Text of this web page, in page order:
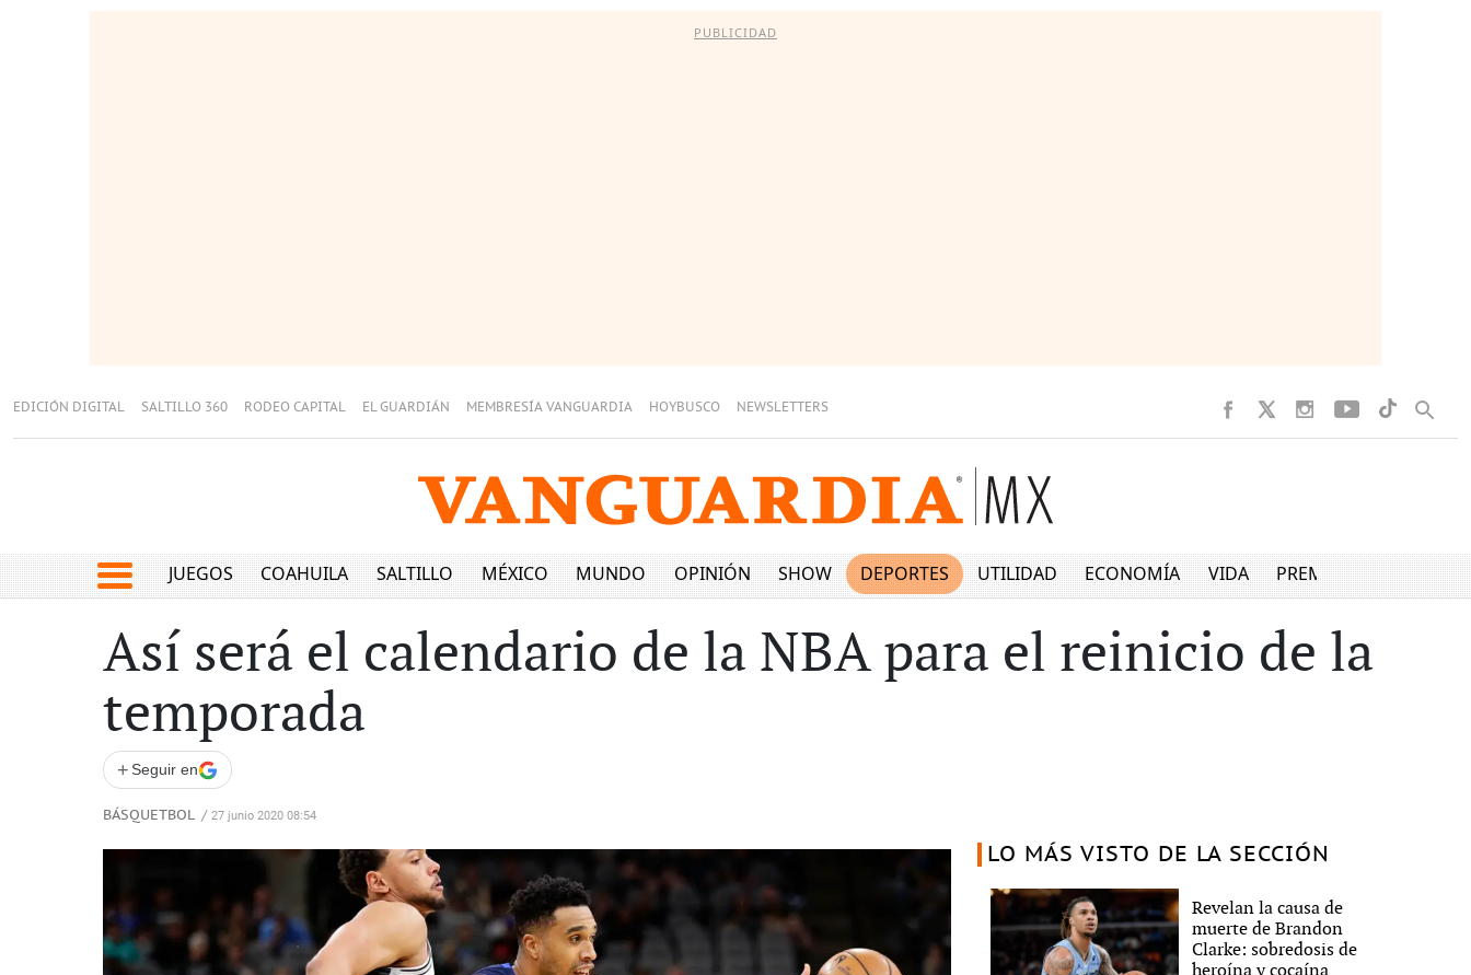
PUBLICIDAD
EDICIÓN DIGITAL SALTILLO 360 RODEO CAPITAL EL GUARDIÁN MEMBRESÍA VANGUARDIA HOYBUSCO NEWSLETTERS
JUEGOS COAHUILA SALTILLO MÉXICO MUNDO OPINIÓN SHOW DEPORTES UTILIDAD ECONOMÍA VIDA PREMIUM
Así será el calendario de la NBA para el reinicio de la
temporada
+ Seguir en
BÁSQUETBOL / 27 junio 2020 08:54
LO MÁS VISTO DE LA SECCIÓN
Revelan la causa de
muerte de Brandon
Clarke: sobredosis de
heroína y cocaína